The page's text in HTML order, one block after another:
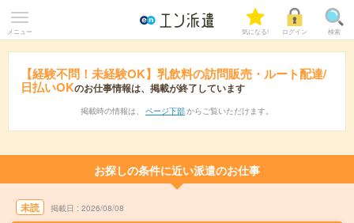
メニュー 気になる! ログイン 検索
【経験不問！未経験OK】乳飲料の訪問販売・ルート配達/
日払いOKのお仕事情報は、掲載が終了しています
掲載時の情報は、 ページ下部 からご覧いただけます。
お探しの条件に近い派遣のお仕事
未読 掲載日 2026/08/08